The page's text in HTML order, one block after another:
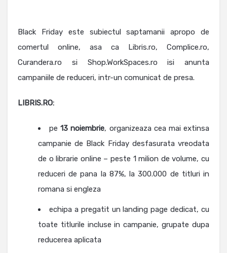
Black Friday este subiectul saptamanii apropo de
comertul online, asa ca Libris.ro, Complice.ro,
Curandera.ro si Shop.WorkSpaces.ro isi anunta
campaniile de reduceri, intr-un comunicat de presa.
LIBRIS.RO:
pe 13 noiembrie, organizeaza cea mai extinsa
campanie de Black Friday desfasurata vreodata
de o librarie online – peste 1 milion de volume, cu
reduceri de pana la 87%, la 300.000 de titluri in
romana si engleza
echipa a pregatit un landing page dedicat, cu
toate titlurile incluse in campanie, grupate dupa
reducerea aplicata